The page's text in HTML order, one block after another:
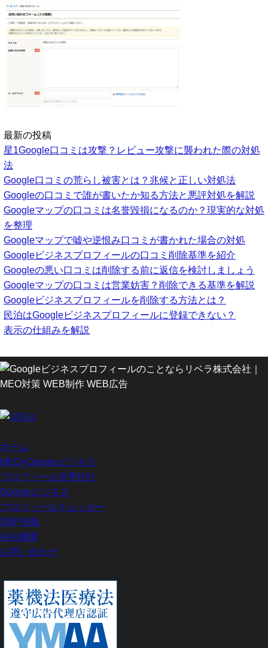
最新の投稿
星1Google口コミは攻撃？レビュー攻撃に襲われた際の対処
法
Google口コミの荒らし被害とは？兆候と正しい対処法
Googleの口コミで誰が書いたか知る方法と悪評対処を解説
Googleマップの口コミは名誉毀損になるのか？現実的な対処
を整理
Googleマップで嘘や逆恨み口コミが書かれた場合の対処
Googleビジネスプロフィールの口コミ削除基準を紹介
Googleの悪い口コミは削除する前に返信を検討しましょう
Googleマップの口コミは営業妨害？削除できる基準を解説
Googleビジネスプロフィールを削除する方法とは？
民泊はGoogleビジネスプロフィールに登録できない？
表示の仕組みを解説
ホーム
MEO×Googleビジネス
プロフィール管理代行
Googleビジネス
プロフィールチェッカー
GBP情報
会社概要
お問い合わせ